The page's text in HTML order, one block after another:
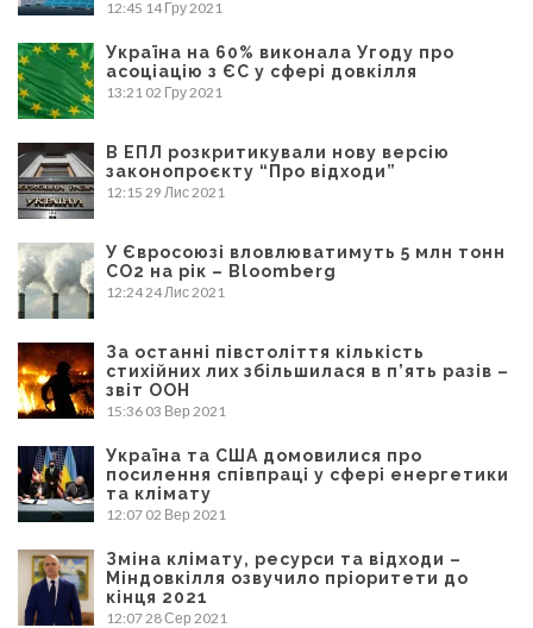
12:45 14 Гру 2021
Україна на 60% виконала Угоду про
асоціацію з ЄС у сфері довкілля
13:21 02 Гру 2021
В ЕПЛ розкритикували нову версію
законопроєкту “Про відходи”
12:15 29 Лис 2021
У Євросоюзі вловлюватимуть 5 млн тонн
CO2 на рік – Bloomberg
12:24 24 Лис 2021
За останні півстоліття кількість
стихійних лих збільшилася в п’ять разів –
звіт ООН
15:36 03 Вер 2021
Україна та США домовилися про
посилення співпраці у сфері енергетики
та клімату
12:07 02 Вер 2021
Зміна клімату, ресурси та відходи –
Міндовкілля озвучило пріоритети до
кінця 2021
12:07 28 Сер 2021